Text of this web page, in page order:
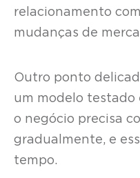
relacionamento
mudanças de
Outro ponto
um modelo testado
o negócio precisa
gradualmente, e
tempo.